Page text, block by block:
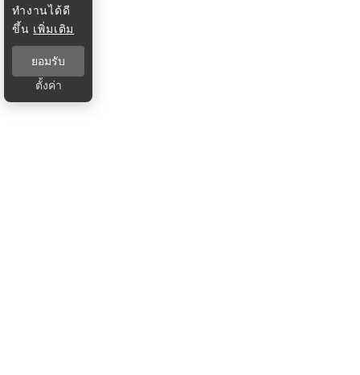
ทำงานได้ดี
ขึ้น เพิ่มเติม
ยอมรับ
ตั้งค่า